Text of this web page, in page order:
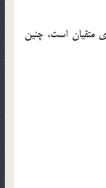
متقيان است، چنين